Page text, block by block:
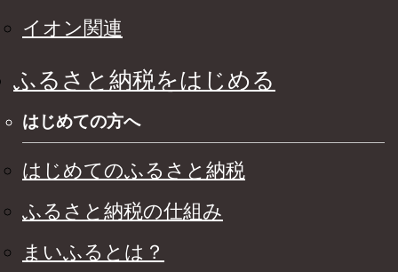
イオン関連
ふるさと納税をはじめる
はじめての方へ
はじめてのふるさと納税
ふるさと納税の仕組み
まいふるとは？